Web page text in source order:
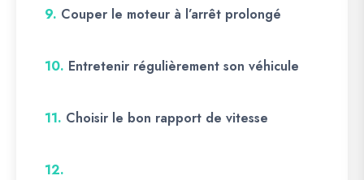
9. Couper le moteur à l’arrêt prolongé
10. Entretenir régulièrement son véhicule
11. Choisir le bon rapport de vitesse
12.